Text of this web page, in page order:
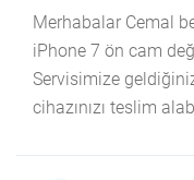
Merhabalar Cemal
iPhone 7 ön cam
Servisimize
cihazınızı teslim